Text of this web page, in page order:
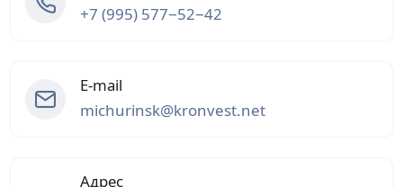
+7 (995) 577−52−42
E-mail
michurinsk@kronvest.net
Адрес